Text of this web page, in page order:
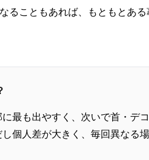
ることもあれば、もともとあ
最も出やすく、次いで首・デ
個人差が大きく、毎回異なる